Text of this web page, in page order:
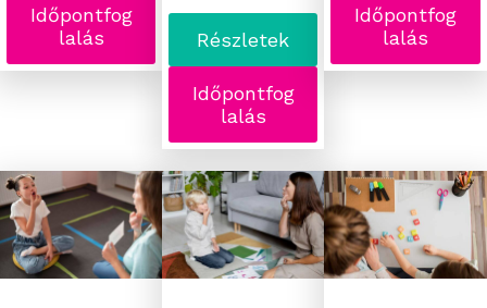
Időpontfog
lalás
Részletek
Időpontfog
lalás
Időpontfog
lalás